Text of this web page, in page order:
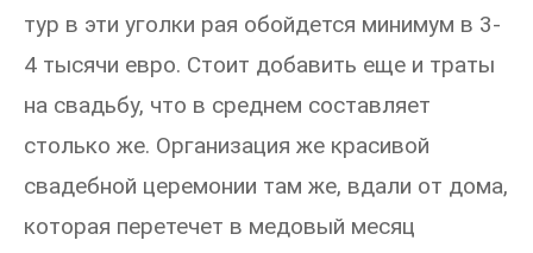
тур в эти уголки рая обойдется минимум в 3-
4 тысячи евро. Стоит добавить еще и траты
на свадьбу, что в среднем составляет
столько же. Организация же красивой
свадебной церемонии там же, вдали от дома,
которая перетечет в медовый месяц